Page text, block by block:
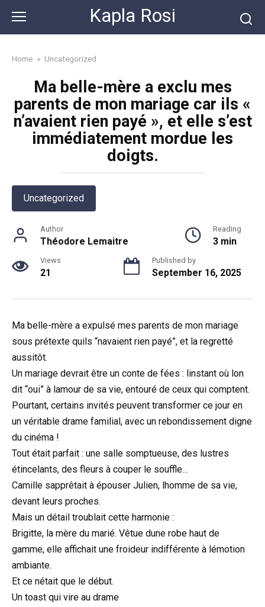
content
Kapla Rosi
Home » Uncategorized
Ma belle-mère a exclu mes
parents de mon mariage car ils «
n’avaient rien payé », et elle s’est
immédiatement mordue les
doigts.
Uncategorized
Author
Théodore Lemaitre
Reading
3 min
Views
21
Published by
September 16, 2025
Ma belle-mère a expulsé mes parents de mon mariage
sous prétexte quils “navaient rien payé”, et la regretté
aussitôt.
Un mariage devrait être un conte de fées : linstant où lon
dit “oui” à lamour de sa vie, entouré de ceux qui comptent.
Pourtant, certains invités peuvent transformer ce jour en
un véritable drame familial, avec un rebondissement digne
du cinéma !
Tout était parfait : une salle somptueuse, des lustres
étincelants, des fleurs à couper le souffle…
Camille sapprêtait à épouser Julien, lhomme de sa vie,
devant leurs proches.
Mais un détail troublait cette harmonie :
Brigitte, la mère du marié. Vêtue dune robe haut de
gamme, elle affichait une froideur indifférente à lémotion
ambiante.
Et ce nétait que le début.
Un toast qui vire au drame